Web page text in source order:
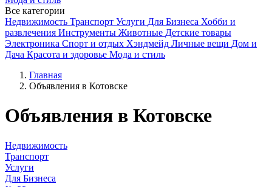
Все категории
Недвижимость Транспорт Услуги Для Бизнеса Хобби и
развлечения Инструменты Животные Детские товары
Электроника Спорт и отдых Хэндмейд Личные вещи Дом и
Дача Красота и здоровье Мода и стиль
Главная
Объявления в Котовске
Объявления в Котовске
Недвижимость
Транспорт
Услуги
Для Бизнеса